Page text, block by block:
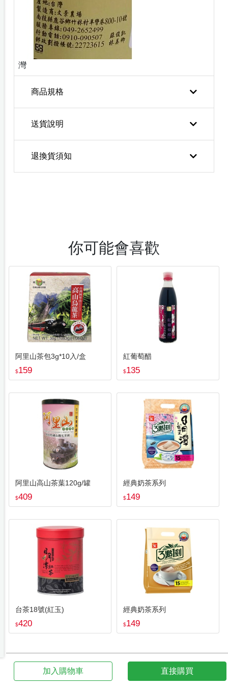
灣
商品規格
送貨說明
退換貨須知
你可能會喜歡
阿里山茶包3g*10入/盒
$159
紅葡萄醋
$135
阿里山高山茶葉120g/罐
$409
經典奶茶系列
$149
台茶18號(紅玉)
$420
經典奶茶系列
$149
加入購物車 直接購買